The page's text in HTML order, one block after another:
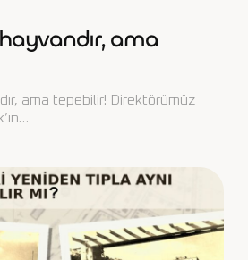
ama
ama tepebilir! Direktörümüz